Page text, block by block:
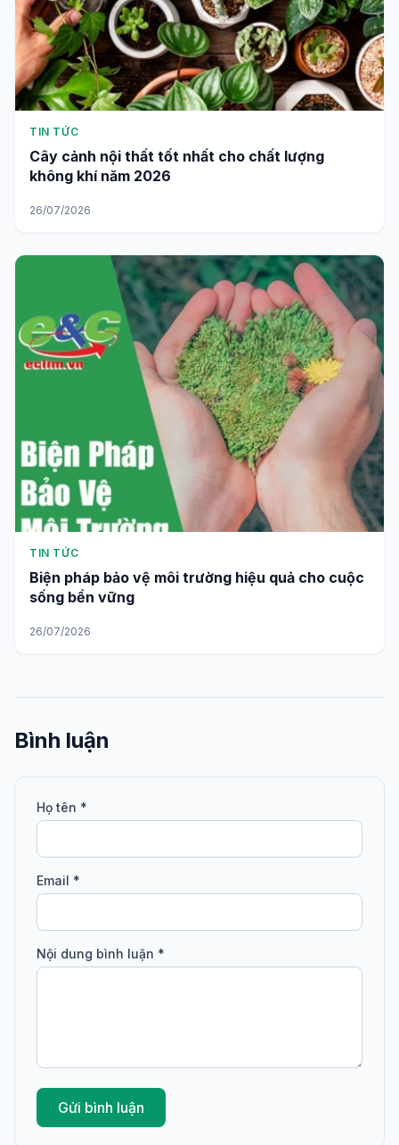
TIN TỨC
Cây cảnh nội thất tốt nhất cho chất lượng
không khí năm 2026
26/07/2026
TIN TỨC
Biện pháp bảo vệ môi trường hiệu quả cho cuộc
sống bền vững
26/07/2026
Bình luận
Họ tên *
Email *
Nội dung bình luận *
Gửi bình luận